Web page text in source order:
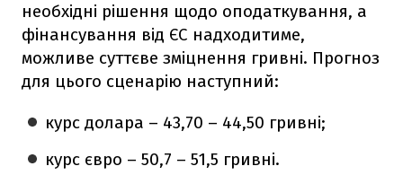
необхідні рішення щодо оподаткування, а
фінансування від ЄС надходитиме,
можливе суттєве зміцнення гривні. Прогноз
для цього сценарію наступний:
курс долара – 43,70 – 44,50 гривні;
курс євро – 50,7 – 51,5 гривні.